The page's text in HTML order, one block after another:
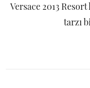
Versace 2013
tarzı